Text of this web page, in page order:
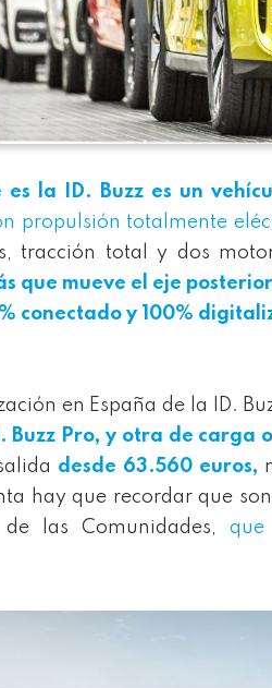
es la ID. Buzz es un
propulsión totalmente
tracción total y dos
que mueve el eje
conectado y 100%
en España de la ID.
Buzz Pro, y otra de carga
desde 63.560 euros,
hay que recordar que
de las Comunidades,